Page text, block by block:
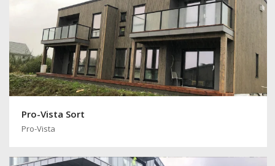
Pro-Vista Sort
Pro-Vista